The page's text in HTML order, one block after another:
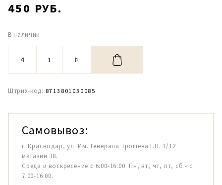
450 РУБ.
В наличии
Штрих-код: 8713801030085
Самовывоз:
г. Краснодар, ул. Им. Генерала Трошева Г.Н. 1/12
магазин 38.
Среда и воскресение с 6:00-16:00. Пн, вт, чт, пт, сб - с
7:00-16:00.